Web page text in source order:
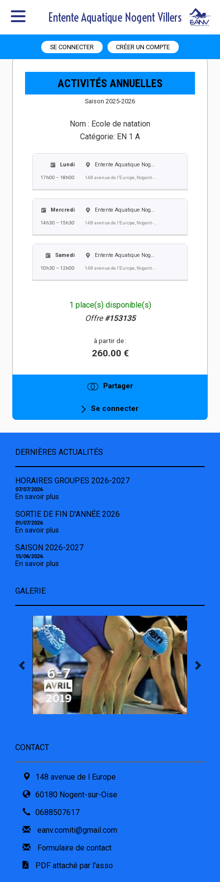
Entente Aquatique Nogent Villers
SE CONNECTER CRÉER UN COMPTE
ACTIVITÉS ANNUELLES
Saison 2025-2026
Nom : Ecole de natation
Catégorie: EN 1 A
Lundi
17h00 – 18h00
Entente Aquatique Nogent Villers EANV
148 avenue de l’Europe, Nogent-sur-Oise
Mercredi
14h30 – 15h30
Entente Aquatique Nogent Villers EANV
148 avenue de l’Europe, Nogent-sur-Oise
Samedi
10h30 – 12h00
Entente Aquatique Nogent Villers EANV
148 avenue de l’Europe, Nogent-sur-Oise
1 place(s) disponible(s)
Offre#153135
à partir de :
260.00 €
Partager
Se connecter
DERNIÈRES ACTUALITÉS
HORAIRES GROUPES 2026-2027
07/07/2026
En savoir plus
SORTIE DE FIN D'ANNÉE 2026
01/07/2026
En savoir plus
SAISON 2026-2027
15/06/2026
En savoir plus
GALERIE
CONTACT
148 avenue de l Europe
60180 Nogent-sur-Oise
0688507617
eanv.comiti@gmail.com
Formulaire de contact
PDF attaché par l'asso